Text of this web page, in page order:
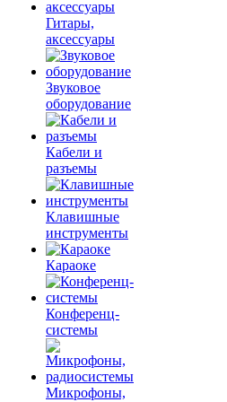
Гитары,
аксессуары
Звуковое
оборудование
Кабели и
разъемы
Клавишные
инструменты
Караоке
Конференц-
системы
Микрофоны,